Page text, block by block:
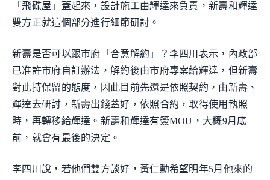
「飛碟屋」蓋起來，設計施工由輝達來負責，新壽和輝達
雙方正就這個部分進行細節研討。
新壽是否可以跟市府「合意解約」？李四川表示，內政部
已准許市府自訂辦法，解約後由市府專案給輝達，但新壽
對此持保留的態度，因此目前先還是依照契約，由新壽、
輝達去研討，新壽出錢蓋好，依照合約，取得使用執照
時，再轉移給輝達。新壽和輝達有簽MOU，大概9月底
前，就會有最後的決定。
李四川說，若他們雙方談好，黃仁勳希望明年5月他來的